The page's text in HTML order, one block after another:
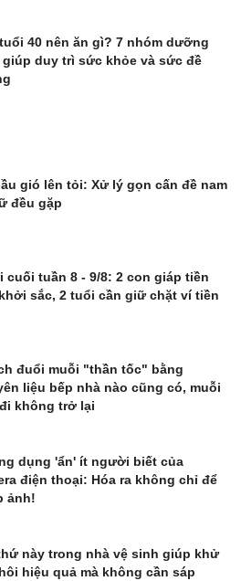
40 nên ăn gì? 7 nhóm dưỡng
giúp duy trì sức khỏe và sức đề
gió lên tỏi: Xử lý gọn cấn đề nam
đều gặp
cuối tuần 8 - 9/8: 2 con giáp tiền
sắc, 2 tuổi cần giữ chặt ví tiền
đuổi muỗi "thần tốc" bằng
liệu bếp nhà nào cũng có, muỗi
không trở lại
dụng 'ẩn' ít người biết của
điện thoại: Hóa ra không chỉ để
ảnh!
này trong nhà vệ sinh giúp khử
hiệu quả mà không cần sáp